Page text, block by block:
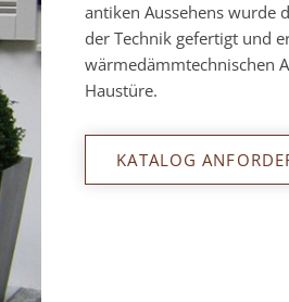
antiken Aussehens wurde
der Technik gefertigt und
wärmedämmtechnischen
Haustüre.
KATALOG